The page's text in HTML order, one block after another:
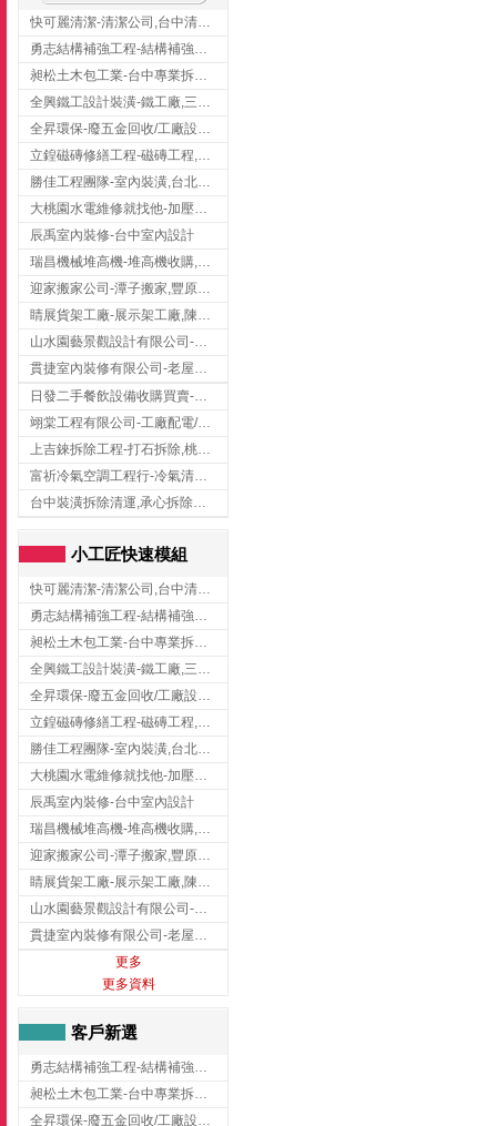
快可麗清潔-清潔公司,台中清潔公司,台中居家清潔
勇志結構補強工程-結構補強工程 ,桃園結構補強工程,龍潭結構補強工程
昶松土木包工業-台中專業拆除工程/挖土機出租
全興鐵工設計裝潢-鐵工廠,三峽鐵工廠,台北鐵工廠
全昇環保-廢五金回收/工廠設備收購/機械設備回收/高價收購廠房設備
立鍠磁磚修繕工程-磁磚工程,磁磚修補,新竹磁磚工程
勝佳工程團隊-室內裝潢,台北房屋裝修,三重室內裝修
大桃園水電維修就找他-加壓馬達,抽水馬達,桃園水電行,中壢水電
辰禹室內裝修-台中室內設計
瑞昌機械堆高機-堆高機收購,新北市堆高機,桃園堆高機
迎家搬家公司-潭子搬家,豐原搬家,大雅搬家,大甲搬家,台中推薦搬家,台中搬家
睛展貨架工廠-展示架工廠,陳列架,台中展示架工廠
山水園藝景觀設計有限公司-景觀工程,景觀設計,新竹園藝工程,新竹景觀設計
貫捷室內裝修有限公司-老屋翻新工程,台中老屋翻新工程,台中舊屋翻新
日發二手餐飲設備收購買賣-二手貨買賣,台中二手貨買賣,台中二手餐飲收購
翊棠工程有限公司-工廠配電/高雄消防機電公司
上吉錸拆除工程-打石拆除,桃園打石拆除,桃園拆除工程
富祈冷氣空調工程行-冷氣清洗,台中冷氣清洗,台中冷氣安裝,北區冷氣清洗
台中裝潢拆除清運,承心拆除清運工程-台中包月垃圾清運,台中工廠垃圾清運,北區裝潢拆除清運
小工匠快速模組
快可麗清潔-清潔公司,台中清潔公司,台中居家清潔
勇志結構補強工程-結構補強工程 ,桃園結構補強工程,龍潭結構補強工程
昶松土木包工業-台中專業拆除工程/挖土機出租
全興鐵工設計裝潢-鐵工廠,三峽鐵工廠,台北鐵工廠
全昇環保-廢五金回收/工廠設備收購/機械設備回收/高價收購廠房設備
立鍠磁磚修繕工程-磁磚工程,磁磚修補,新竹磁磚工程
勝佳工程團隊-室內裝潢,台北房屋裝修,三重室內裝修
大桃園水電維修就找他-加壓馬達,抽水馬達,桃園水電行,中壢水電
辰禹室內裝修-台中室內設計
瑞昌機械堆高機-堆高機收購,新北市堆高機,桃園堆高機
迎家搬家公司-潭子搬家,豐原搬家,大雅搬家,大甲搬家,台中推薦搬家,台中搬家
睛展貨架工廠-展示架工廠,陳列架,台中展示架工廠
山水園藝景觀設計有限公司-景觀工程,景觀設計,新竹園藝工程,新竹景觀設計
貫捷室內裝修有限公司-老屋翻新工程,台中老屋翻新工程,台中舊屋翻新
更多
更多資料
客戶新選
勇志結構補強工程-結構補強工程 ,桃園結構補強工程,龍潭結構補強工程
昶松土木包工業-台中專業拆除工程/挖土機出租
全昇環保-廢五金回收/工廠設備收購/機械設備回收/高價收購廠房設備